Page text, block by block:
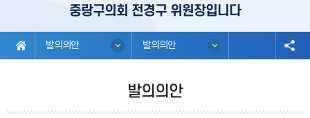
중랑구의회 전경구 위원장입니다
발의의안 발의의안
발의의안